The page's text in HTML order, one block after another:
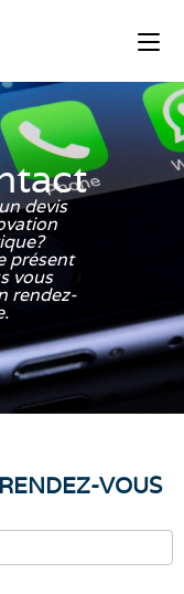
devis
présent
vous
rendez-
VOUS